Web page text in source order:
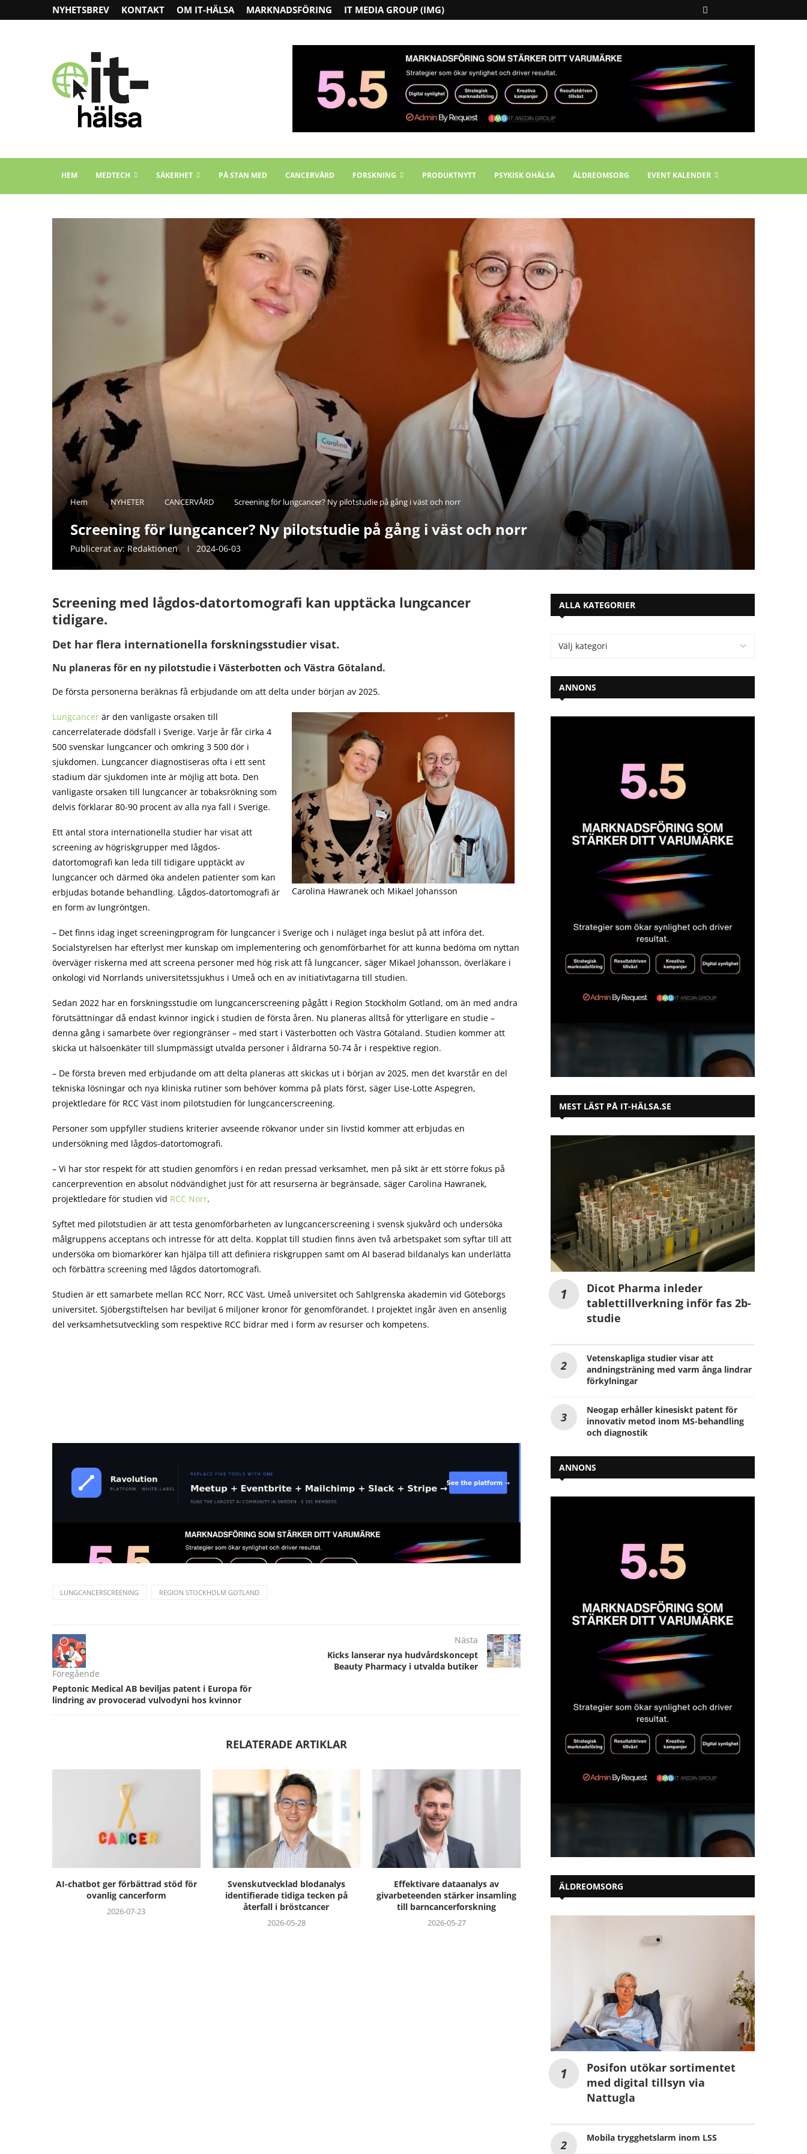
NYHETSBREV KONTAKT OM IT-HÄLSA MARKNADSFÖRING IT MEDIA GROUP (IMG)
HEM MEDTECH SÄKERHET PÅ STAN MED CANCERVÅRD FORSKNING PRODUKTNYTT PSYKISK OHÄLSA ÄLDREOMSORG EVENT KALENDER
Hem NYHETER CANCERVÅRD Screening för lungcancer? Ny pilotstudie på gång i väst och norr
Screening för lungcancer? Ny pilotstudie på gång i väst och norr
Publicerat av: Redaktionen 2024-06-03
Screening med lågdos-datortomografi kan upptäcka lungcancer
tidigare.
Det har flera internationella forskningsstudier visat.
Nu planeras för en ny pilotstudie i Västerbotten och Västra Götaland.
De första personerna beräknas få erbjudande om att delta under början av 2025.
Carolina Hawranek och Mikael Johansson
Lungcancer är den vanligaste orsaken till
cancerrelaterade dödsfall i Sverige. Varje år får cirka 4
500 svenskar lungcancer och omkring 3 500 dör i
sjukdomen. Lungcancer diagnostiseras ofta i ett sent
stadium där sjukdomen inte är möjlig att bota. Den
vanligaste orsaken till lungcancer är tobaksrökning som
delvis förklarar 80-90 procent av alla nya fall i Sverige.
Ett antal stora internationella studier har visat att
screening av högriskgrupper med lågdos-
datortomografi kan leda till tidigare upptäckt av
lungcancer och därmed öka andelen patienter som kan
erbjudas botande behandling. Lågdos-datortomografi är
en form av lungröntgen.
– Det finns idag inget screeningprogram för lungcancer i Sverige och i nuläget inga beslut på att införa det.
Socialstyrelsen har efterlyst mer kunskap om implementering och genomförbarhet för att kunna bedöma om nyttan
överväger riskerna med att screena personer med hög risk att få lungcancer, säger Mikael Johansson, överläkare i
onkologi vid Norrlands universitetssjukhus i Umeå och en av initiativtagarna till studien.
Sedan 2022 har en forskningsstudie om lungcancerscreening pågått i Region Stockholm Gotland, om än med andra
förutsättningar då endast kvinnor ingick i studien de första åren. Nu planeras alltså för ytterligare en studie –
denna gång i samarbete över regiongränser – med start i Västerbotten och Västra Götaland. Studien kommer att
skicka ut hälsoenkäter till slumpmässigt utvalda personer i åldrarna 50-74 år i respektive region.
– De första breven med erbjudande om att delta planeras att skickas ut i början av 2025, men det kvarstår en del
tekniska lösningar och nya kliniska rutiner som behöver komma på plats först, säger Lise-Lotte Aspegren,
projektledare för RCC Väst inom pilotstudien för lungcancerscreening.
Personer som uppfyller studiens kriterier avseende rökvanor under sin livstid kommer att erbjudas en
undersökning med lågdos-datortomografi.
– Vi har stor respekt för att studien genomförs i en redan pressad verksamhet, men på sikt är ett större fokus på
cancerprevention en absolut nödvändighet just för att resurserna är begränsade, säger Carolina Hawranek,
projektledare för studien vid RCC Norr.
Syftet med pilotstudien är att testa genomförbarheten av lungcancerscreening i svensk sjukvård och undersöka
målgruppens acceptans och intresse för att delta. Kopplat till studien finns även två arbetspaket som syftar till att
undersöka om biomarkörer kan hjälpa till att definiera riskgruppen samt om AI baserad bildanalys kan underlätta
och förbättra screening med lågdos datortomografi.
Studien är ett samarbete mellan RCC Norr, RCC Väst, Umeå universitet och Sahlgrenska akademin vid Göteborgs
universitet. Sjöbergstiftelsen har beviljat 6 miljoner kronor för genomförandet. I projektet ingår även en ansenlig
del verksamhetsutveckling som respektive RCC bidrar med i form av resurser och kompetens.
LUNGCANCERSCREENING REGION STOCKHOLM GOTLAND
Föregående
Peptonic Medical AB beviljas patent i Europa för
lindring av provocerad vulvodyni hos kvinnor
Nästa
Kicks lanserar nya hudvårdskoncept
Beauty Pharmacy i utvalda butiker
RELATERADE ARTIKLAR
AI-chatbot ger förbättrad stöd för
ovanlig cancerform
2026-07-23
Svenskutvecklad blodanalys
identifierade tidiga tecken på
återfall i bröstcancer
2026-05-28
Effektivare dataanalys av
givarbeteenden stärker insamling
till barncancerforskning
2026-05-27
ALLA KATEGORIER
ANNONS
MEST LÄST PÅ IT-HÄLSA.SE
Dicot Pharma inleder
tablettillverkning inför fas 2b-
studie
Vetenskapliga studier visar att
andningsträning med varm ånga lindrar
förkylningar
Neogap erhåller kinesiskt patent för
innovativ metod inom MS-behandling
och diagnostik
ANNONS
ÄLDREOMSORG
Posifon utökar sortimentet
med digital tillsyn via
Nattugla
Mobila trygghetslarm inom LSS